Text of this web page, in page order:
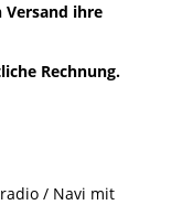
ihre
Rechnung.
/ Navi mit